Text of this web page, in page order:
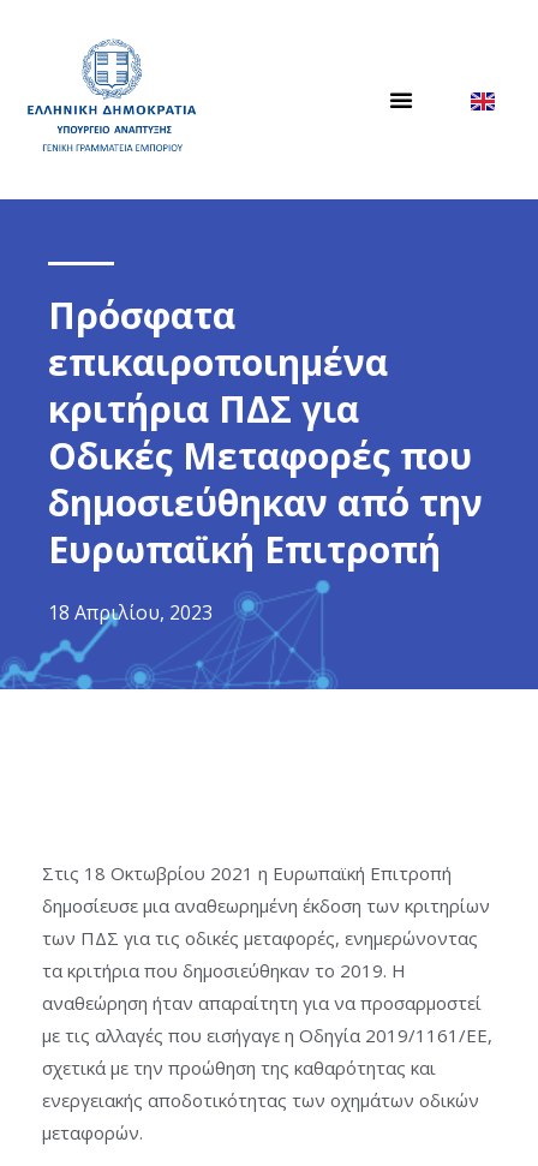
Πρόσφατα
επικαιροποιημένα
κριτήρια ΠΔΣ για
Οδικές Μεταφορές που
δημοσιεύθηκαν από την
Ευρωπαϊκή Επιτροπή
18 Απριλίου, 2023
Στις 18 Οκτωβρίου 2021 η Ευρωπαϊκή Επιτροπή
δημοσίευσε μια αναθεωρημένη έκδοση των κριτηρίων
των ΠΔΣ για τις οδικές μεταφορές, ενημερώνοντας
τα κριτήρια που δημοσιεύθηκαν το 2019. Η
αναθεώρηση ήταν απαραίτητη για να προσαρμοστεί
με τις αλλαγές που εισήγαγε η Οδηγία 2019/1161/ΕΕ,
σχετικά με την προώθηση της καθαρότητας και
ενεργειακής αποδοτικότητας των οχημάτων οδικών
μεταφορών.